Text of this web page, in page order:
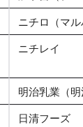
ニチロ（マル
ニチレイ
明治乳業（明
日清フーズ